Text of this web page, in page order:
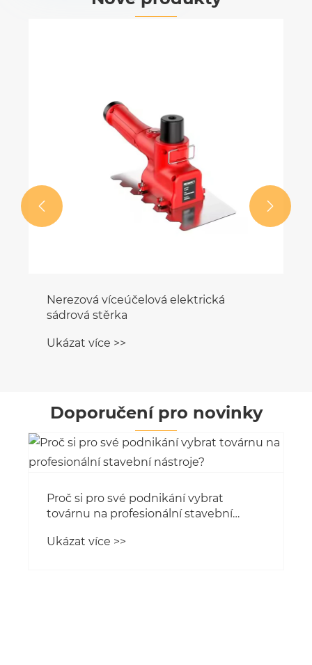
Ukázat více >>
 
Doporučení pro novinky
Ukázat více >>